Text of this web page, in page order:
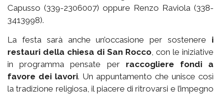
Capusso (339-2306007) oppure Renzo Raviola (338-
3413998).
La festa sarà anche un’occasione per sostenere i
restauri della chiesa di San Rocco, con le iniziative
in programma pensate per raccogliere fondi a
favore dei lavori. Un appuntamento che unisce così
la tradizione religiosa, il piacere di ritrovarsi e l’impegno